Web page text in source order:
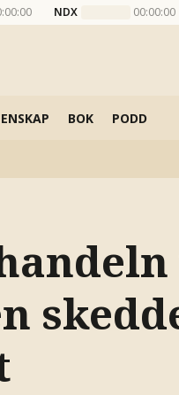
NDX 00:00:00
BOK PODD